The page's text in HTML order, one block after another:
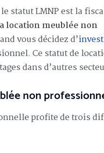
statut LMNP est la
location meublée non
vous décidez d’
Ce statut de
dans d’autres
non
profite de trois